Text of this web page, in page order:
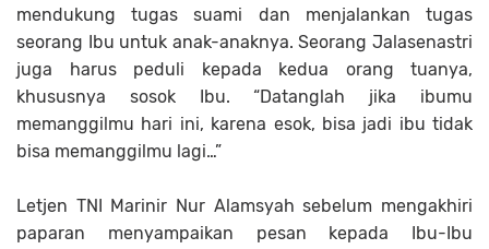
mendukung tugas suami dan menjalankan tugas
seorang Ibu untuk anak-anaknya. Seorang Jalasenastri
juga harus peduli kepada kedua orang tuanya,
khususnya sosok Ibu. “Datanglah jika ibumu
memanggilmu hari ini, karena esok, bisa jadi ibu tidak
bisa memanggilmu lagi…”
Letjen TNI Marinir Nur Alamsyah sebelum mengakhiri
paparan menyampaikan pesan kepada Ibu-Ibu